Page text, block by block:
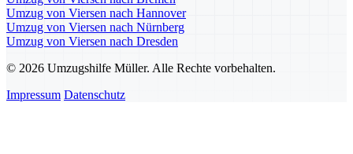
Umzug von Viersen nach Hannover
Umzug von Viersen nach Nürnberg
Umzug von Viersen nach Dresden
© 2026 Umzugshilfe Müller. Alle Rechte vorbehalten.
Impressum Datenschutz